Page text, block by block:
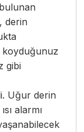
derin
koyduğunuz
gibi
Uğur derin
alarmı